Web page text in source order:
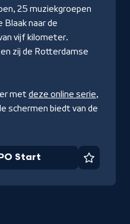
25 muziekgroepen
Blaak naar de
vijf kilometer.
zij de Rotterdamse
met deze online serie,
schermen biedt van de
Start